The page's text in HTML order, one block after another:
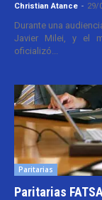
Christian Atance - 29/
Durante una
Javier Milei, y el
oficializó...
Paritarias
Paritarias